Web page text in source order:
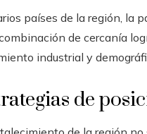
países de la región, la
de cercanía
industrial y
de